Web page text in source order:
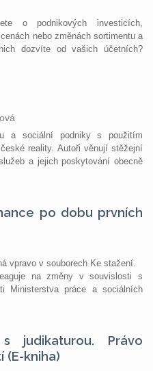
o podnikových investicích,
nebo změnách sortimentu a
dozvíte od vašich účetních?
a sociální podniky s použitím
reality. Autoři věnují stěžejní
a jejich poskytování obecně
po dobu prvních
vpravo v souborech Ke stažení.
na změny v souvislosti s
Ministerstva práce a sociálních
judikaturou. Právo
(E-kniha)